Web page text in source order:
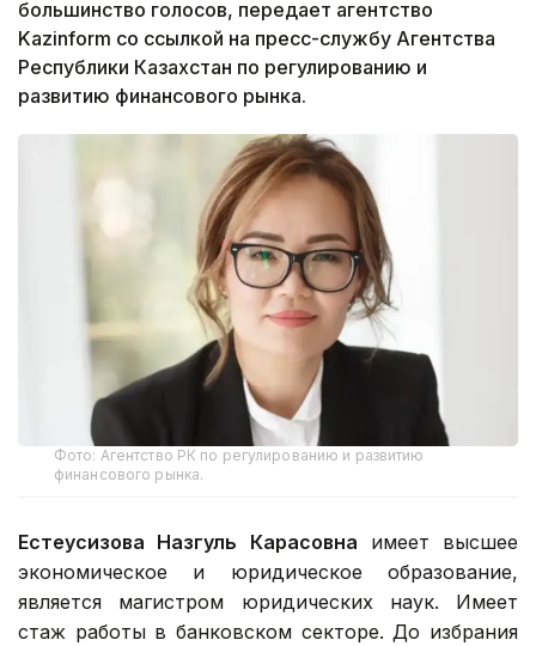
большинство голосов, передает агентство
Kazinform со ссылкой на пресс-службу Агентства
Республики Казахстан по регулированию и
развитию финансового рынка.
Фото: Агентство РК по регулированию и развитию
финансового рынка.
Естеусизова Назгуль Карасовна имеет высшее
экономическое и юридическое образование,
является магистром юридических наук. Имеет
стаж работы в банковском секторе. До избрания